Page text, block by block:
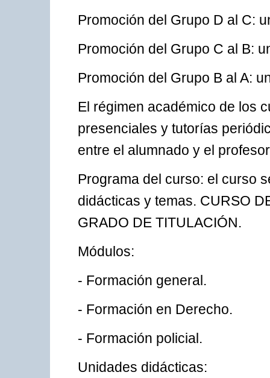
Promoción del Grupo D al C:
Promoción del Grupo C al B:
Promoción del Grupo B al A:
El régimen académico de los
presenciales y tutorías
entre el alumnado y el
Programa del curso: el curso
didácticas y temas. CURSO
GRADO DE TITULACIÓN.
Módulos:
- Formación general.
- Formación en Derecho.
- Formación policial.
Unidades didácticas: